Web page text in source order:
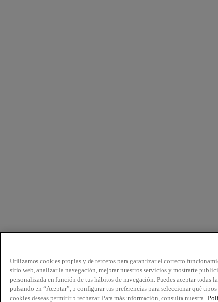
Utilizamos cookies propias y de terceros para garantizar el correcto
sitio web, analizar la navegación, mejorar nuestros servicios y mostrarte
personalizada en función de tus hábitos de navegación. Puedes aceptar todas
pulsando en “Aceptar”, o configurar tus preferencias para seleccionar qué tipos
cookies deseas permitir o rechazar. Para más información, consulta nuestra